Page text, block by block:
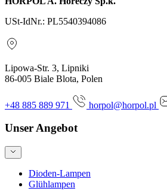
USt-IdNr.: PL5540394086
Lipowa-Str. 3, Lipniki
86-005 Biale Blota, Polen
+48 885 889 971 horpol@horpol.pl
Unser Angebot
Dioden-Lampen
Glühlampen